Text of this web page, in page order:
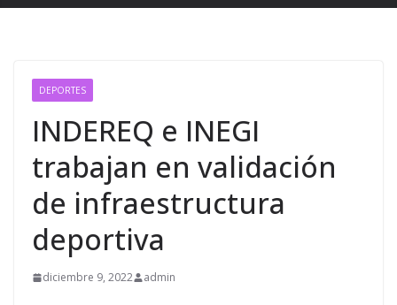
DEPORTES
INDEREQ e INEGI
trabajan en validación
de infraestructura
deportiva
diciembre 9, 2022 admin